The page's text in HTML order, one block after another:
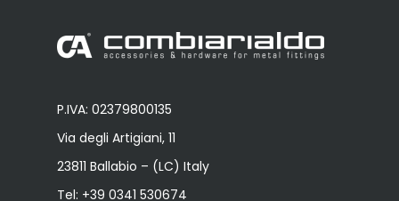
P.IVA: 02379800135
Via degli Artigiani, 11
23811 Ballabio – (LC) Italy
Tel: +39 0341 530674